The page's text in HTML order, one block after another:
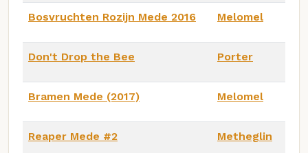
Bosvruchten Rozijn Mede 2016 Melomel
Don't Drop the Bee Porter
Bramen Mede (2017) Melomel
Reaper Mede #2 Metheglin